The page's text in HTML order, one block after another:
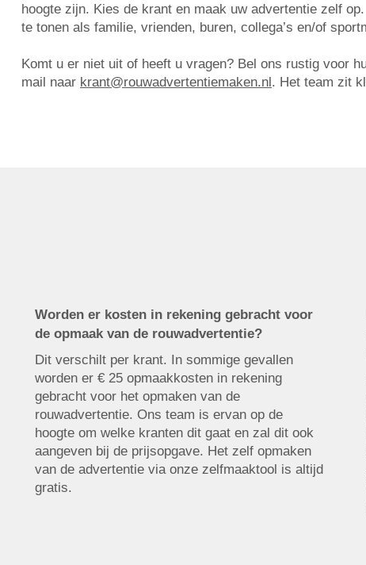
hoogte zijn. Kies de krant en maak uw advertentie zelf
te tonen als familie, vrienden, buren, collega’s en/of
Komt u er niet uit of heeft u vragen? Bel ons rustig voor
mail naar krant@rouwadvertentiemaken.nl. Het team zit
Worden er kosten in rekening gebracht voor
de opmaak van de rouwadvertentie?
Dit verschilt per krant. In sommige gevallen
worden er € 25 opmaakkosten in rekening
gebracht voor het opmaken van de
rouwadvertentie. Ons team is ervan op de
hoogte om welke kranten dit gaat en zal dit ook
aangeven bij de prijsopgave. Het zelf opmaken
van de advertentie via onze zelfmaaktool is altijd
gratis.